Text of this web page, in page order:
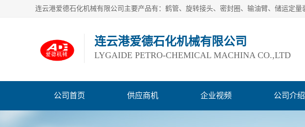
连云港爱德石化机械有限公司
LYGAIDE PETRO-CHEMICAL MACHINA CO.,LTD
公司首页 供应商机 企业视频 公司介绍